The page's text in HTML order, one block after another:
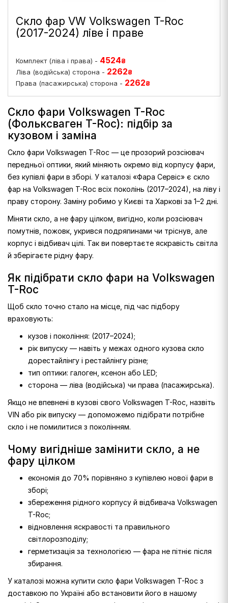
Скло фар VW Volkswagen T-Roc
(2017-2024) ліве і праве
Комплект (ліва і права) - 4524₴
Ліва (водійська) сторона - 2262₴
Права (пасажирська) сторона - 2262₴
Скло фари Volkswagen T-Roc
(Фольксваген T-Roc): підбір за
кузовом і заміна
Скло фари Volkswagen T-Roc — це прозорий розсіювач
передньої оптики, який міняють окремо від корпусу фари,
без купівлі фари в зборі. У каталозі «Фара Сервіс» є скло
фар на Volkswagen T-Roc всіх поколінь (2017–2024), на ліву і
праву сторону. Заміну робимо у Києві та Харкові за 1–2 дні.
Міняти скло, а не фару цілком, вигідно, коли розсіювач
помутнів, пожовк, укрився подряпинами чи тріснув, але
корпус і відбивач цілі. Так ви повертаєте яскравість світла
й зберігаєте рідну фару.
Як підібрати скло фари на Volkswagen
T-Roc
Щоб скло точно стало на місце, під час підбору
враховують:
кузов і покоління: (2017–2024);
рік випуску — навіть у межах одного кузова скло
дорестайлінгу і рестайлінгу різне;
тип оптики: галоген, ксенон або LED;
сторона — ліва (водійська) чи права (пасажирська).
Якщо не впевнені в кузові свого Volkswagen T-Roc, назвіть
VIN або рік випуску — допоможемо підібрати потрібне
скло і не помилитися з поколінням.
Чому вигідніше замінити скло, а не
фару цілком
економія до 70% порівняно з купівлею нової фари в
зборі;
збереження рідного корпусу й відбивача Volkswagen
T-Roc;
відновлення яскравості та правильного
світлорозподілу;
герметизація за технологією — фара не пітніє після
збирання.
У каталозі можна купити скло фари Volkswagen T-Roc з
доставкою по Україні або встановити його в нашому